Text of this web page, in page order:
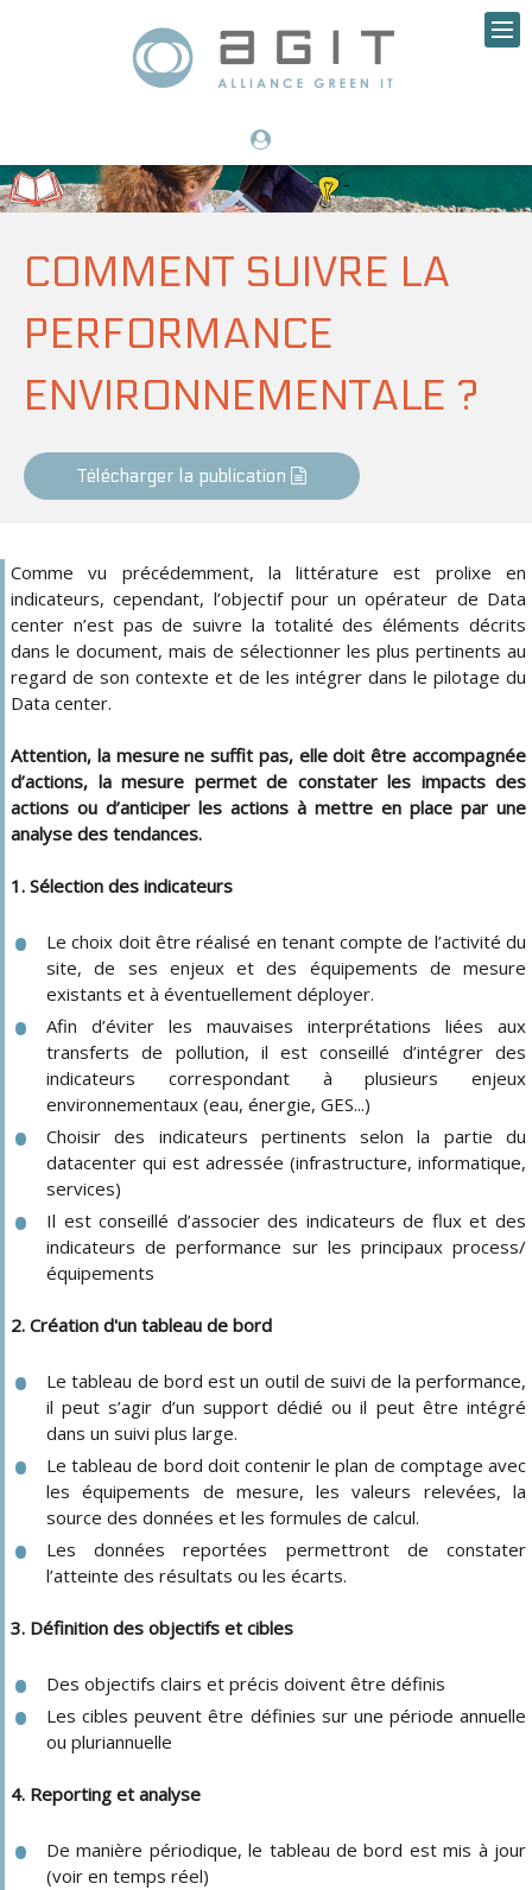
COMMENT SUIVRE LA
PERFORMANCE
ENVIRONNEMENTALE ?
Télécharger la publication
Comme vu précédemment, la littérature est prolixe en
indicateurs, cependant, l’objectif pour un opérateur de Data
center n’est pas de suivre la totalité des éléments décrits
dans le document, mais de sélectionner les plus pertinents au
regard de son contexte et de les intégrer dans le pilotage du
Data center.
Attention, la mesure ne suffit pas, elle doit être accompagnée
d’actions, la mesure permet de constater les impacts des
actions ou d’anticiper les actions à mettre en place par une
analyse des tendances.
1. Sélection des indicateurs
Le choix doit être réalisé en tenant compte de l’activité du
site, de ses enjeux et des équipements de mesure
existants et à éventuellement déployer.
Afin d’éviter les mauvaises interprétations liées aux
transferts de pollution, il est conseillé d’intégrer des
indicateurs correspondant à plusieurs enjeux
environnementaux (eau, énergie, GES...)
Choisir des indicateurs pertinents selon la partie du
datacenter qui est adressée (infrastructure, informatique,
services)
Il est conseillé d’associer des indicateurs de flux et des
indicateurs de performance sur les principaux process/
équipements
2. Création d'un tableau de bord
Le tableau de bord est un outil de suivi de la performance,
il peut s’agir d’un support dédié ou il peut être intégré
dans un suivi plus large.
Le tableau de bord doit contenir le plan de comptage avec
les équipements de mesure, les valeurs relevées, la
source des données et les formules de calcul.
Les données reportées permettront de constater
l’atteinte des résultats ou les écarts.
3. Définition des objectifs et cibles
Des objectifs clairs et précis doivent être définis
Les cibles peuvent être définies sur une période annuelle
ou pluriannuelle
4. Reporting et analyse
De manière périodique, le tableau de bord est mis à jour
(voir en temps réel)